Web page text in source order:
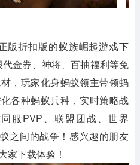
版折扣版的蚁族崛起游戏下
金券、神将、百抽福利等免
，玩家化身蚂蚁领主带领蚂
各种蚂蚁兵种，实时策略战
服PVP、联盟团战、世界
之间的战争！感兴趣的朋友
家下载体验！